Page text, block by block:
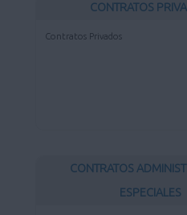
CONTRATOS
Contratos Privados
CONTRATOS
ESPECIALES